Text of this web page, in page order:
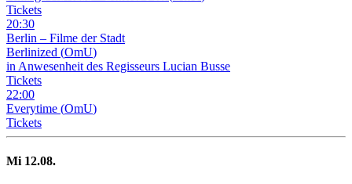
Tickets
20:30
Berlin – Filme der Stadt
Berlinized (OmU)
in Anwesenheit des Regisseurs Lucian Busse
Tickets
22:00
Everytime (OmU)
Tickets
Mi 12.08.